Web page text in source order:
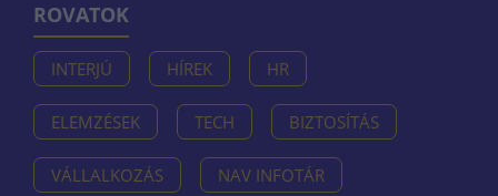
ROVATOK
INTERJÚ HÍREK HR
ELEMZÉSEK TECH BIZTOSÍTÁS
VÁLLALKOZÁS NAV INFOTÁR